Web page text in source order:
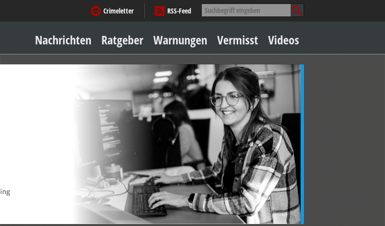
Suche
nach:
Crimeletter
RSS-Feed
Inhalt
springen
Nachrichten Ratgeber
Sicher zu Hause
Geld & Einkauf
Amore & mehr
Mobiles Leben
Arbeitsleben
Warnungen Vermisst Videos